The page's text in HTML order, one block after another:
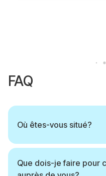
FAQ
Où êtes-vous situé?
Nous sommes situés à
Montpellier - déplacement
Que dois-je faire pour